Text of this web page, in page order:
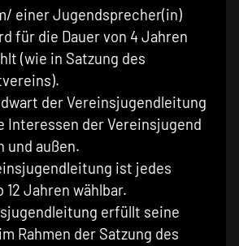
einer Jugendsprecher(in)
für die Dauer von 4 Jahren
(wie in Satzung des
der Vereinsjugendleitung
der Vereinsjugend
und außen.
ist jedes
12 Jahren wählbar.
erfüllt seine
Rahmen der Satzung des